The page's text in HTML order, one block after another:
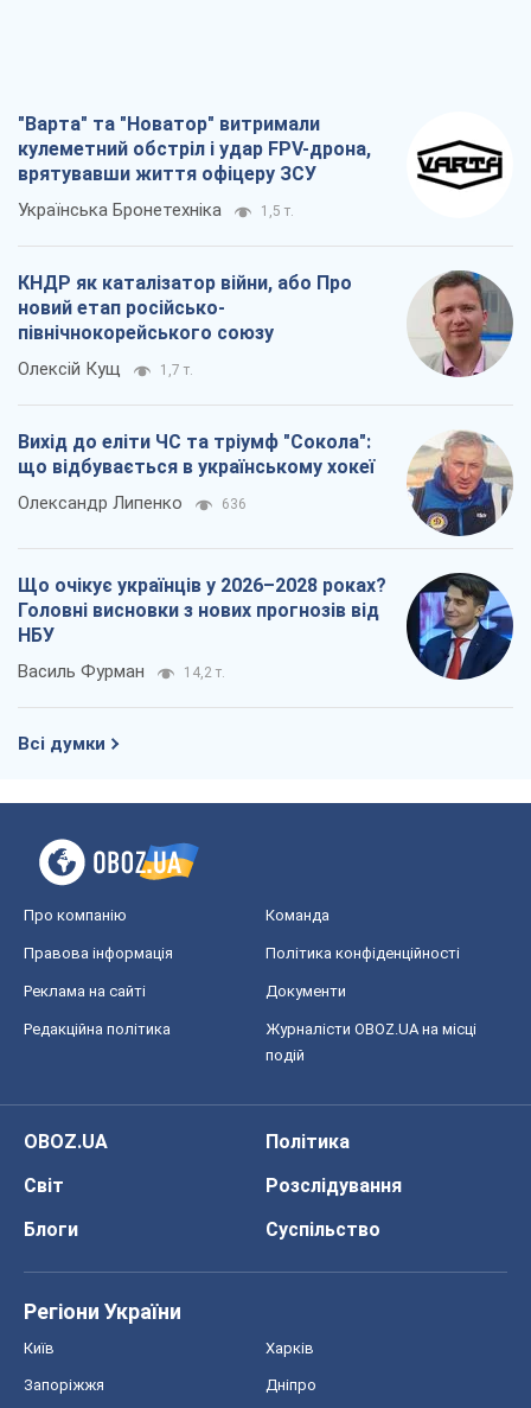
"Варта" та "Новатор" витримали
кулеметний обстріл і удар FPV-дрона,
врятувавши життя офіцеру ЗСУ
Українська Бронетехніка 1,5 т.
КНДР як каталізатор війни, або Про
новий етап російсько-
північнокорейського союзу
Олексій Кущ 1,7 т.
Вихід до еліти ЧС та тріумф "Сокола":
що відбувається в українському хокеї
Олександр Липенко 636
Що очікує українців у 2026–2028 роках?
Головні висновки з нових прогнозів від
НБУ
Василь Фурман 14,2 т.
Всі думки
Про компанію Команда
Правова інформація Політика конфіденційності
Реклама на сайті Документи
Редакційна політика
Журналісти OBOZ.UA на місці
подій
OBOZ.UA
Політика
Світ
Розслідування
Блоги
Суспільство
Регіони України
Київ Харків
Запоріжжя Дніпро